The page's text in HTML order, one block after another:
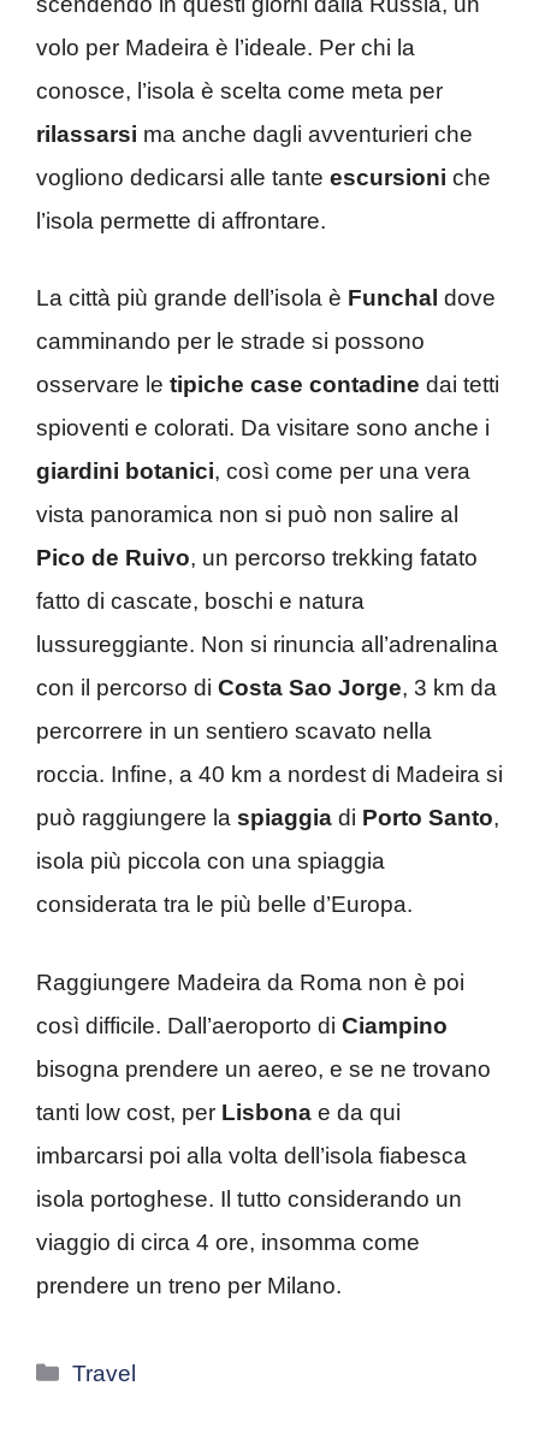
volo per Madeira è l’ideale. Per chi la
conosce, l’isola è scelta come meta per
rilassarsi ma anche dagli avventurieri che
vogliono dedicarsi alle tante escursioni che
l’isola permette di affrontare.
La città più grande dell’isola è Funchal dove
camminando per le strade si possono
osservare le tipiche case contadine dai tetti
spioventi e colorati. Da visitare sono anche i
giardini botanici, così come per una vera
vista panoramica non si può non salire al
Pico de Ruivo, un percorso trekking fatato
fatto di cascate, boschi e natura
lussureggiante. Non si rinuncia all’adrenalina
con il percorso di Costa Sao Jorge, 3 km da
percorrere in un sentiero scavato nella
roccia. Infine, a 40 km a nordest di Madeira si
può raggiungere la spiaggia di Porto Santo,
isola più piccola con una spiaggia
considerata tra le più belle d’Europa.
Raggiungere Madeira da Roma non è poi
così difficile. Dall’aeroporto di Ciampino
bisogna prendere un aereo, e se ne trovano
tanti low cost, per Lisbona e da qui
imbarcarsi poi alla volta dell’isola fiabesca
isola portoghese. Il tutto considerando un
viaggio di circa 4 ore, insomma come
prendere un treno per Milano.
Categorie
Travel